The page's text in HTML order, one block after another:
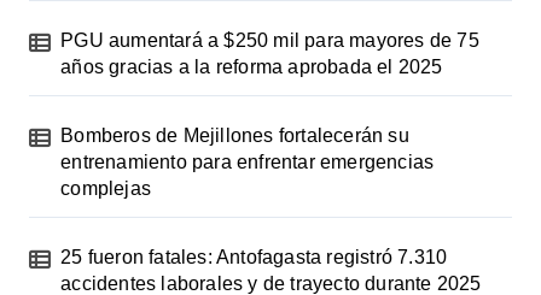
PGU aumentará a $250 mil para mayores de 75
años gracias a la reforma aprobada el 2025
Bomberos de Mejillones fortalecerán su
entrenamiento para enfrentar emergencias
complejas
25 fueron fatales: Antofagasta registró 7.310
accidentes laborales y de trayecto durante 2025